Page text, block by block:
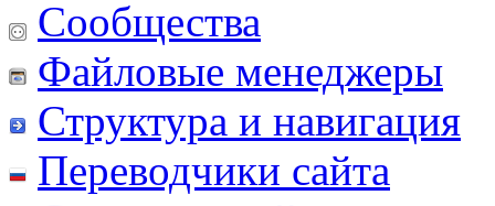
Сообщества
Файловые менеджеры
Структура и навигация
Переводчики сайта